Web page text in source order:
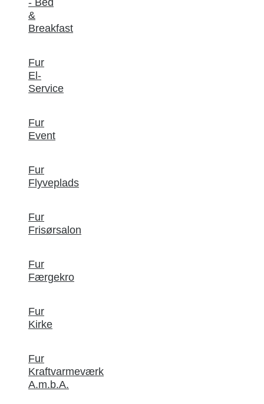
&
Breakfast
Fur
El-
Service
Fur
Event
Fur
Flyveplads
Fur
Frisørsalon
Fur
Færgekro
Fur
Kirke
Fur
Kraftvarmeværk
A.m.b.A.